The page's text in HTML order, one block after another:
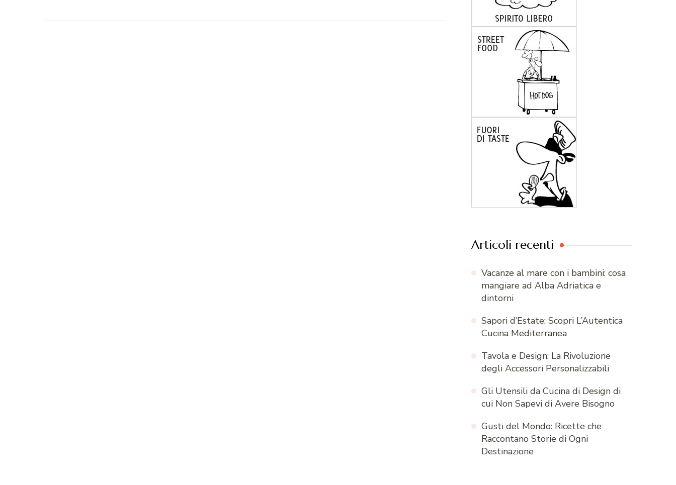
Articoli recenti
Vacanze al mare con i bambini: cosa
mangiare ad Alba Adriatica e
dintorni
Sapori d’Estate: Scopri L’Autentica
Cucina Mediterranea
Tavola e Design: La Rivoluzione
degli Accessori Personalizzabili
Gli Utensili da Cucina di Design di
cui Non Sapevi di Avere Bisogno
Gusti del Mondo: Ricette che
Raccontano Storie di Ogni
Destinazione